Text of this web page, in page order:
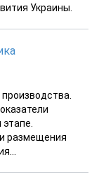
Украины.
размещения